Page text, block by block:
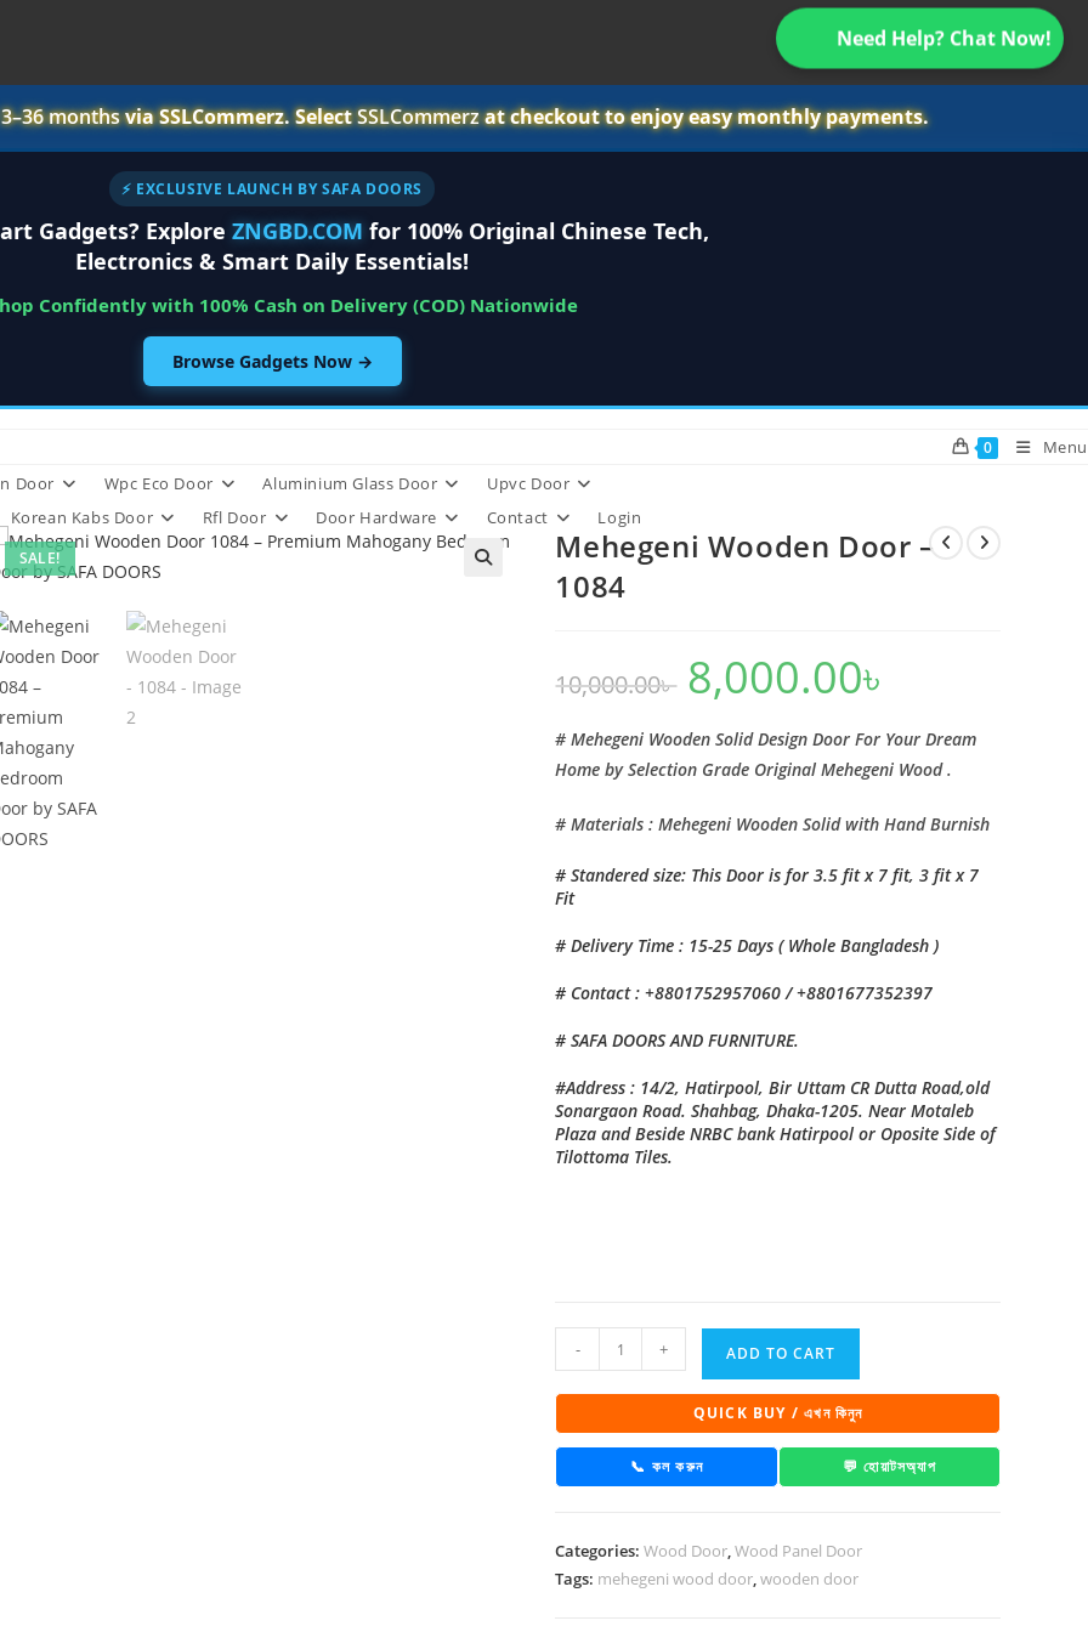
Need Help? Chat Now!
3–36 monthsvia SSLCommerz. SelectSSLCommerzat checkout to enjoy easy monthly payments.
⚡ EXCLUSIVE LAUNCH BY SAFA DOORS
Gadgets? Explore ZNGBD.COM for 100% Original Chinese Tech,
Electronics & Smart Daily Essentials!
Confidently with 100% Cash on Delivery (COD) Nationwide
Browse Gadgets Now →
Door Wpc Eco Door Aluminium Glass Door
Upvc Door
Korean Kabs Door
Rfl Door Door Hardware Contact Login
0 Menu
SALE!
Mehegeni Wooden Door –
1084
10,000.00৳
Original
price
was:
8,000.00৳
# Mehegeni Wooden Solid Design Door For Your Dream
Home by Selection Grade Original Mehegeni Wood .
# Materials : Mehegeni Wooden Solid with Hand Burnish
# Standered size: This Door is for 3.5 fit x 7 fit, 3 fit x 7
Fit
# Delivery Time : 15-25 Days ( Whole Bangladesh )
# Contact : +8801752957060 / +8801677352397
# SAFA DOORS AND FURNITURE.
#Address : 14/2, Hatirpool, Bir Uttam CR Dutta Road,old
Sonargaon Road. Shahbag, Dhaka-1205. Near Motaleb
Plaza and Beside NRBC bank Hatirpool or Oposite Side of
Tilottoma Tiles.
Mehegeni
Wooden
Door
-
quantity
- + ADD TO CART
QUICK BUY / এখন কিনুন
📞 কল করুন 💬 হোয়াটসঅ্যাপ
Categories:Wood Door,Wood Panel Door
Tags: mehegeni wood door,wooden door